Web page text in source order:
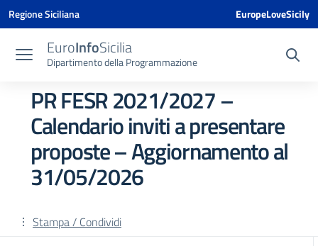
Vai ai contenuti
Vai al menu di navigazione
Vai al footer
Vai al banner delle Cookie Policy
Regione Siciliana EuropeLoveSicily
EuroInfoSicilia
Dipartimento della Programmazione
PR FESR 2021/2027 –
Calendario inviti a presentare
proposte – Aggiornamento al
31/05/2026
Stampa / Condividi